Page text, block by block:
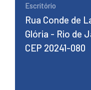
Escritório
Rua Conde de
Glória - Rio de
CEP 20241-080